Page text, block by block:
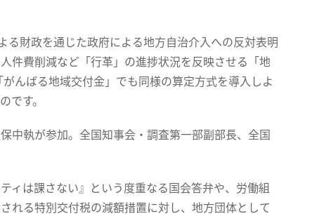
財政を通じた政府による地方自治介入への反対表明
件費削減など「行革」の進捗状況を反映させる「地
んばる地域交付金」でも同様の算定方式を導入しよ
です。
中執が参加。全国知事会・調査第一部副部長、全国
ィは課さない』という度重なる国会答弁や、労働組
れる特別交付税の減額措置に対し、地方団体として